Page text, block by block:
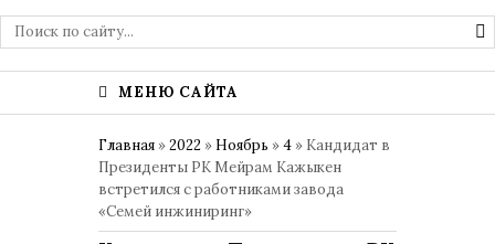
МЕНЮ САЙТА
Главная »2022 » Ноябрь »4 » Кандидат в
Президенты РК Мейрам Кажыкен
встретился с работниками завода
«Семей инжиниринг»